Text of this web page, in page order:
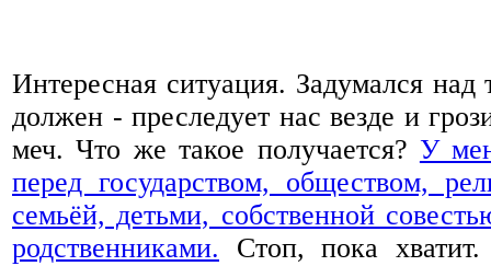
Интересная ситуация. Задумался над
должен - преследует нас везде и
меч. Что же такое получается? У
перед государством, обществом,
семьёй, детьми, собственной
родственниками. Стоп, пока